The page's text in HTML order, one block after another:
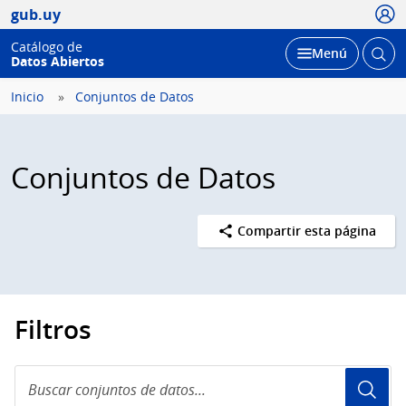
gub.uy
Catálogo de
Datos Abiertos
Desplegar
Menú Abrir
Inicio Conjuntos de Datos
Conjuntos de Datos
Compartir esta página
Filtros
conjuntos